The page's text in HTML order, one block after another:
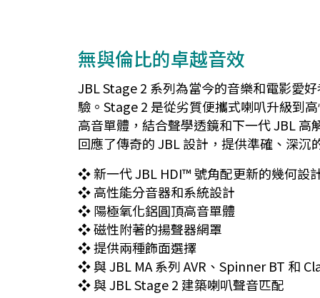
無與倫比的卓越音效
JBL Stage 2 系列為當今的音樂和電影愛
驗。Stage 2 是從劣質便攜式喇叭升級到
高音單體，結合聲學透鏡和下一代 JBL
回應了傳奇的 JBL 設計，提供準確、深
❖ 新一代 JBL HDI™ 號角配更新的幾何設
❖ 高性能分音器和系統設計
❖ 陽極氧化鋁圓頂高音單體
❖ 磁性附著的揚聲器網罩
❖ 提供兩種飾面選擇
❖ 與 JBL MA 系列 AVR、Spinner BT 和
❖ 與 JBL Stage 2 建築喇叭聲音匹配